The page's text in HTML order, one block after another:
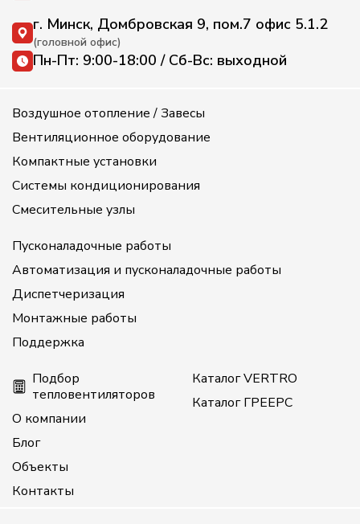
г. Минск, Домбровская 9, пом.7 офис 5.1.2
(головной офис)
Пн-Пт: 9:00-18:00 / Сб-Вс: выходной
Воздушное отопление / Завесы
Вентиляционное оборудование
Компактные установки
Системы кондиционирования
Смесительные узлы
Пусконаладочные работы
Автоматизация и пусконаладочные работы
Диспетчеризация
Монтажные работы
Поддержка
Подбор
тепловентиляторов
О компании
Блог
Объекты
Контакты
Каталог VERTRO
Каталог ГРЕЕРС